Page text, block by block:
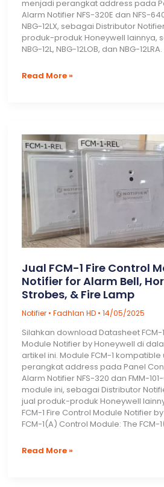
menjadi perangkat address pada
Alarm Notifier NFS-320E dan NFS-
NBG-12LX, sebagai Distributor
produk-produk Honeywell lainnya,
NBG-12L, NBG-12LOB, dan NBG-
Jual
Action
Manual
Pull
Notifier
by
Honeywell
Harga
Distributor
Read More »
Jual FCM-1 Fire Control
Notifier for Alarm Bell,
Strobes, & Fire Lamp
Notifier• Fadhlan HD • 14/05/2025
Silahkan download Datasheet FCM-
Module Notifier by Honeywell di
artikel ini. Module FCM-1
perangkat address pada Panel
Alarm Notifier NFS-320 dan FMM-
module ini, sebagai Distributor
jual produk-produk Honeywell
FCM-1 Fire Control Module Notifier
FCM-1(A) Control Module: The FCM-
Jual
Read More »